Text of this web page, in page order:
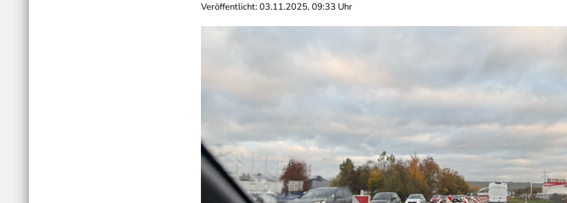
Veröffentlicht: 03.11.2025, 09:33 Uhr